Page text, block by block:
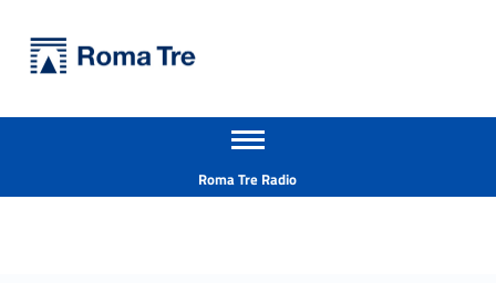
I due pilastri del Codice 36: ambiti soggettivo e oggettivo - Università Roma Tre
Apri il menu secondario
Roma Tre Radio